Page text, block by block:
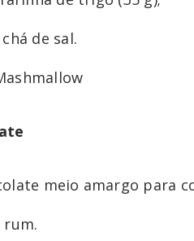
de sal.
meio amargo para
rum.